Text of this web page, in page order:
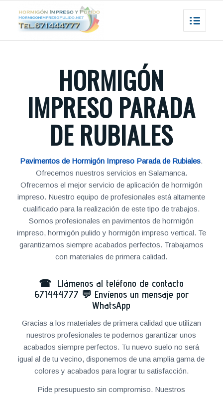
HORMIGÓN
IMPRESO PARADA
DE RUBIALES
Pavimentos de Hormigón Impreso Parada de Rubiales.
Ofrecemos nuestros servicios en Salamanca.
Ofrecemos el mejor servicio de aplicación de hormigón
impreso. Nuestro equipo de profesionales está altamente
cualificado para la realización de este tipo de trabajos.
Somos profesionales en pavimentos de hormigón
impreso, hormigón pulido y hormigón impreso vertical. Te
garantizamos siempre acabados perfectos. Trabajamos
con materiales de primera calidad.
☎ Llámenos al teléfono de contacto
671444777 💬 Envíenos un mensaje por
WhatsApp
Gracias a los materiales de primera calidad que utilizan
nuestros profesionales te podemos garantizar unos
acabados siempre perfectos. Tu nuevo suelo no será
igual al de tu vecino, disponemos de una amplia gama de
colores y acabados para lograr tu satisfacción.
Pide presupuesto sin compromiso. Nuestros